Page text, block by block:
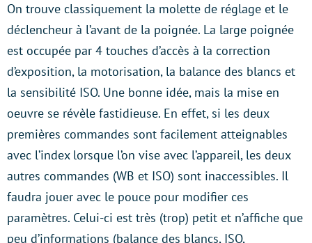
On trouve classiquement la molette de réglage et le
déclencheur à l’avant de la poignée. La large poignée
est occupée par 4 touches d’accès à la correction
d’exposition, la motorisation, la balance des blancs et
la sensibilité ISO. Une bonne idée, mais la mise en
oeuvre se révèle fastidieuse. En effet, si les deux
premières commandes sont facilement atteignables
avec l’index lorsque l’on vise avec l’appareil, les deux
autres commandes (WB et ISO) sont inaccessibles. Il
faudra jouer avec le pouce pour modifier ces
paramètres. Celui-ci est très (trop) petit et n’affiche que
peu d’informations (balance des blancs, ISO,